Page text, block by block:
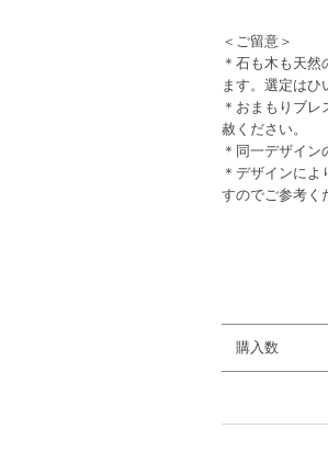
＜ご留意＞
＊石も木も天
ます。選定はひ
＊おまもりブレ
赦ください。
＊同一デザイン
＊デザインに
すのでご参考く
購入数